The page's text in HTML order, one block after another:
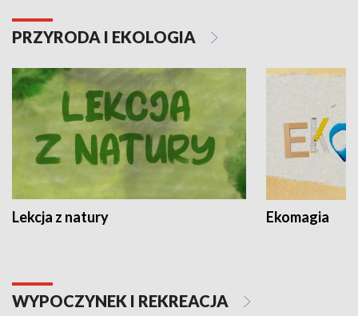
PRZYRODA I EKOLOGIA
Lekcja z natury Ekomagia
WYPOCZYNEK I REKREACJA